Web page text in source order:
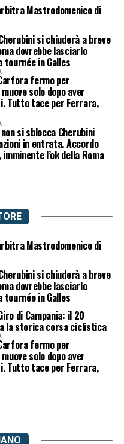
Mastrodomenico di
si chiuderà a breve
dovrebbe lasciarlo
in Galles
fermo per
solo dopo aver
Tutto tace per Ferrara,
si sblocca Cherubini
in entrata. Accordo
l’ok della Roma
Mastrodomenico di
si chiuderà a breve
dovrebbe lasciarlo
in Galles
di Campania: il 20
la storica corsa ciclistica
fermo per
solo dopo aver
Tutto tace per Ferrara,